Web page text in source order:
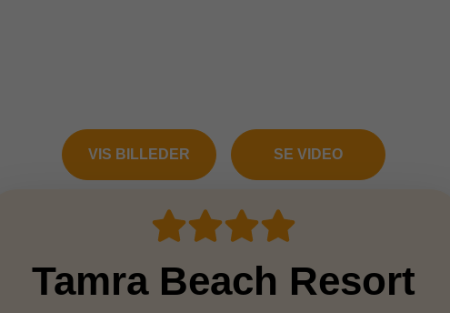
VIS BILLEDER SE VIDEO
Tamra Beach Resort